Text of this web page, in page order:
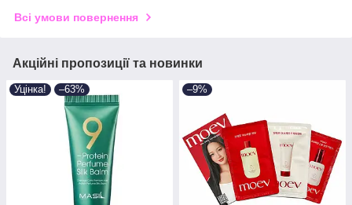
Всі умови повернення
Акційні пропозиції та новинки
Уцінка! –63% –9%